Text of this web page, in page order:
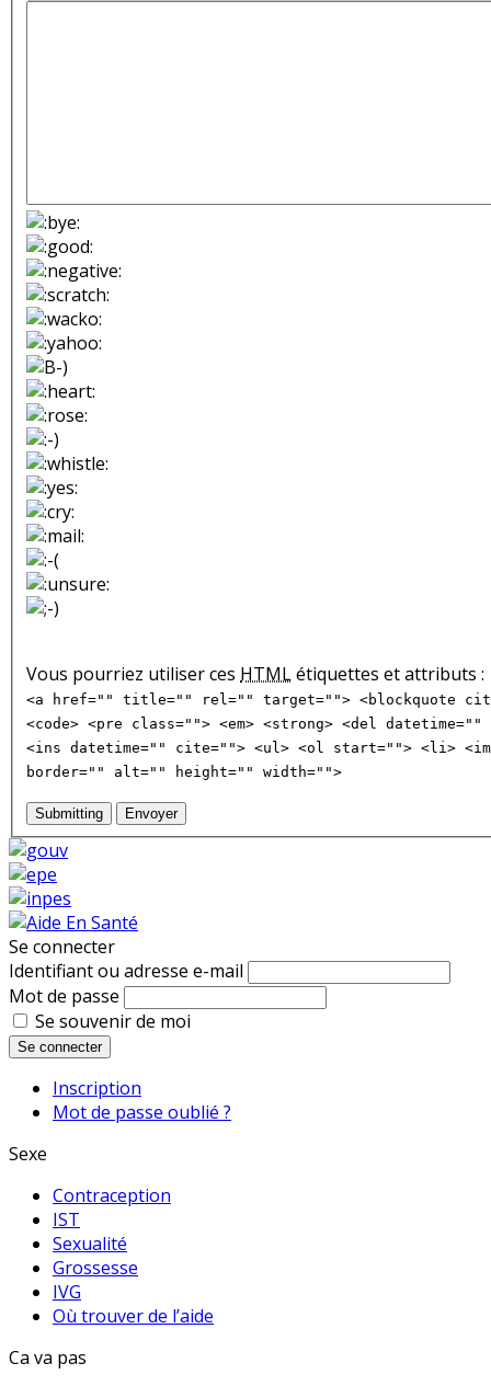
Vous pourriez utiliser ces HTMLétiquettes et attributs :
<a href="" title="" rel="" target=""> <blockquote
<code> <pre class=""> <em> <strong> <del
<ins datetime="" cite=""> <ul> <ol start=""> <li>
border="" alt="" height="" width="">
Submitting Envoyer
Se connecter
Identifiant ou adresse e-mail
Mot de passe
Se souvenir de moi
Se connecter
Inscription
Mot de passe oublié ?
Sexe
Contraception
IST
Sexualité
Grossesse
IVG
Où trouver de l’aide
Ca va pas